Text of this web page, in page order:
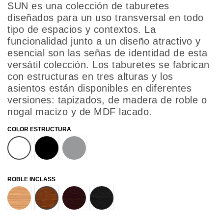
SUN es una colección de taburetes
diseñados para un uso transversal en todo
tipo de espacios y contextos. La
funcionalidad junto a un diseño atractivo y
esencial son las señas de identidad de esta
versátil colección. Los taburetes se fabrican
con estructuras en tres alturas y los
asientos están disponibles en diferentes
versiones: tapizados, de madera de roble o
nogal macizo y de MDF lacado.
COLOR ESTRUCTURA
BLANCO
NEGRO GRIS ALUMINIO
ROBLE INCLASS
TINTE NATURALTINTE NOGALTINTE WENGUETINTE NEGRO